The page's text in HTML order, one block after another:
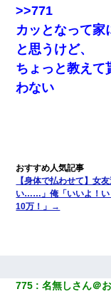
>>771
カッとなって家
と思うけど、
ちょっと教えて
わない
【身体で払わせて】女
い……」俺「いいよ！い
10万！」→
775 名無しさん＠